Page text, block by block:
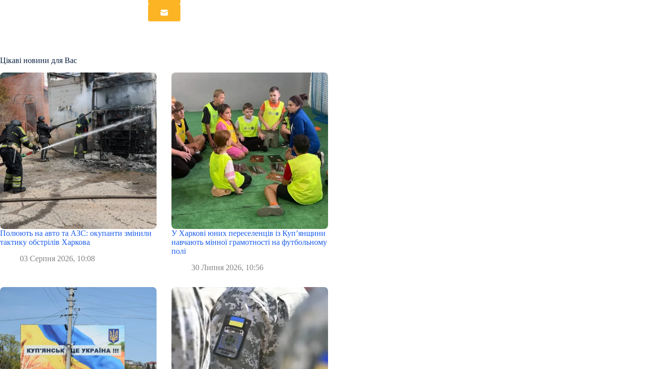
Цікаві новини для Вас
Полюють на авто та АЗС: окупанти змінили
тактику обстрілів Харкова
03 Серпня 2026, 10:08
У Харкові юних переселенців із Куп’янщини
навчають мінної грамотності на футбольному
полі
30 Липня 2026, 10:56